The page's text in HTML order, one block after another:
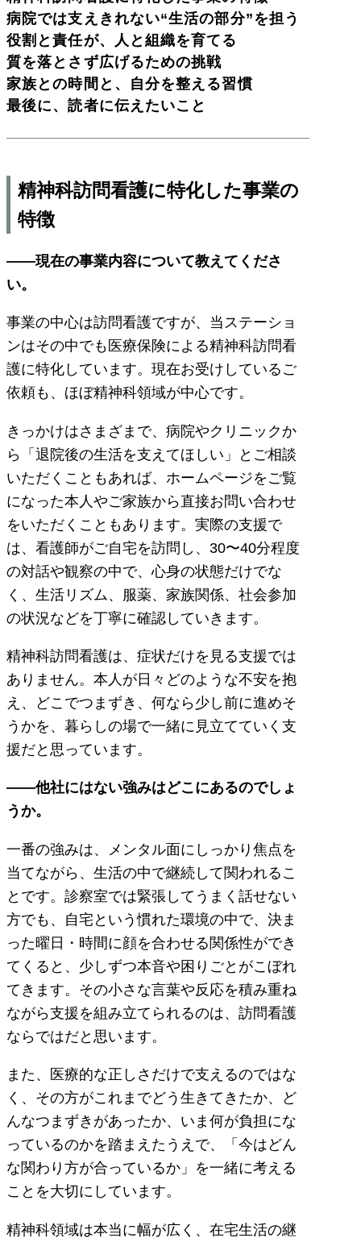
病院では支えきれない“生活の部分”を担う
役割と責任が、人と組織を育てる
質を落とさず広げるための挑戦
家族との時間と、自分を整える習慣
最後に、読者に伝えたいこと
精神科訪問看護に特化した事業の
特徴
――現在の事業内容について教えてくださ
い。
事業の中心は訪問看護ですが、当ステーショ
ンはその中でも医療保険による精神科訪問看
護に特化しています。現在お受けしているご
依頼も、ほぼ精神科領域が中心です。
きっかけはさまざまで、病院やクリニックか
ら「退院後の生活を支えてほしい」とご相談
いただくこともあれば、ホームページをご覧
になった本人やご家族から直接お問い合わせ
をいただくこともあります。実際の支援で
は、看護師がご自宅を訪問し、30〜40分程度
の対話や観察の中で、心身の状態だけでな
く、生活リズム、服薬、家族関係、社会参加
の状況などを丁寧に確認していきます。
精神科訪問看護は、症状だけを見る支援では
ありません。本人が日々どのような不安を抱
え、どこでつまずき、何なら少し前に進めそ
うかを、暮らしの場で一緒に見立てていく支
援だと思っています。
――他社にはない強みはどこにあるのでしょ
うか。
一番の強みは、メンタル面にしっかり焦点を
当てながら、生活の中で継続して関われるこ
とです。診察室では緊張してうまく話せない
方でも、自宅という慣れた環境の中で、決ま
った曜日・時間に顔を合わせる関係性ができ
てくると、少しずつ本音や困りごとがこぼれ
てきます。その小さな言葉や反応を積み重ね
ながら支援を組み立てられるのは、訪問看護
ならではだと思います。
また、医療的な正しさだけで支えるのではな
く、その方がこれまでどう生きてきたか、ど
んなつまずきがあったか、いま何が負担にな
っているのかを踏まえたうえで、「今はどん
な関わり方が合っているか」を一緒に考える
ことを大切にしています。
精神科領域は本当に幅が広く、在宅生活の継